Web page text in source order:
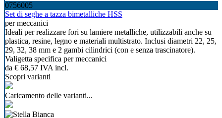
0756005
Set di seghe a tazza bimetalliche HSS
per meccanici
Ideali per realizzare fori su lamiere metalliche, utilizzabili anche su
plastica, resine, legno e materiali multistrato. Inclusi diametri 22, 25,
29, 32, 38 mm e 2 gambi cilindrici (con e senza trascinatore).
Valigetta specifica per meccanici
da € 68,57 IVA incl.
Scopri varianti
Caricamento delle varianti...